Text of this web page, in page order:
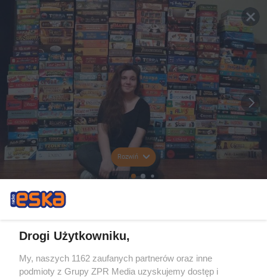
Rozwiń
Drogi Użytkowniku,
My, naszych 1162 zaufanych partnerów oraz inne
podmioty z Grupy ZPR Media uzyskujemy dostęp i